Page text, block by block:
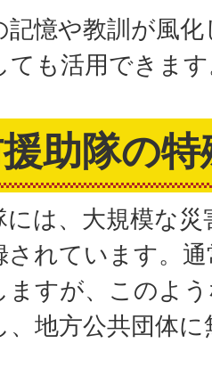
記憶や教訓が風
ても活用できま
助隊の
には、大規模な
されています。
ますが、このよ
、地方公共団体